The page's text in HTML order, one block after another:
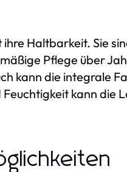
Haltbarkeit. Sie
Pflege über
kann die integrale
kann die